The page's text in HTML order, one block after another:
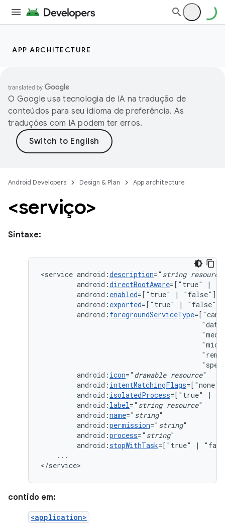
APP ARCHITECTURE
O Google usa tecnologia de IA na tradução de
conteúdos para seu idioma de preferência. As
traduções com IA podem ter erros.
Android Developers Design & Plan App architecture
<serviço>
Sintaxe:
<service android:description=" string resource
android:directBootAware=["true"
|
android: enabled=["true" |
android: exported=["true" |
android: foregroundServiceType
android: icon=" drawable resource
android: intentMatchingFlags=["none"
android: isolatedProcess=["true"
|
android: label=" string resource
android:name=" string
android:permission=" string
android:process=" string
android:stopWithTask=["true"
|
...
</service>
contido em:
<application>